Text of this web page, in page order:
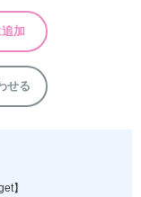
加
せる
】